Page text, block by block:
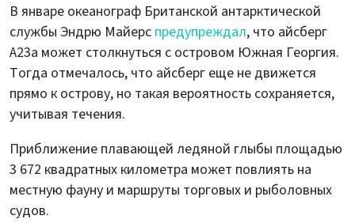
В январе океанограф Британской антарктической
службы Эндрю Майерс предупреждал, что айсберг
A23a может столкнуться с островом Южная Георгия.
Тогда отмечалось, что айсберг еще не движется
прямо к острову, но такая вероятность сохраняется,
учитывая течения.
Приближение плавающей ледяной глыбы площадью
3 672 квадратных километра может повлиять на
местную фауну и маршруты торговых и рыболовных
судов.